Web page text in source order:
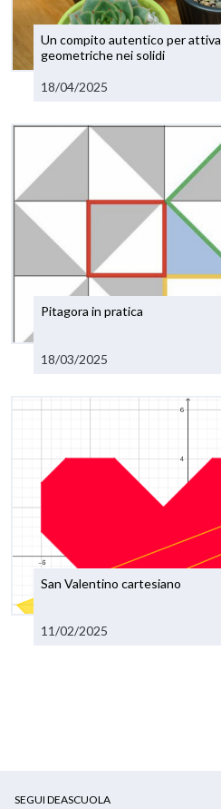
Un compito autentico per
geometriche nei solidi
18/04/2025
Pitagora in pratica
18/03/2025
San Valentino cartesiano
11/02/2025
SEGUI DEASCUOLA